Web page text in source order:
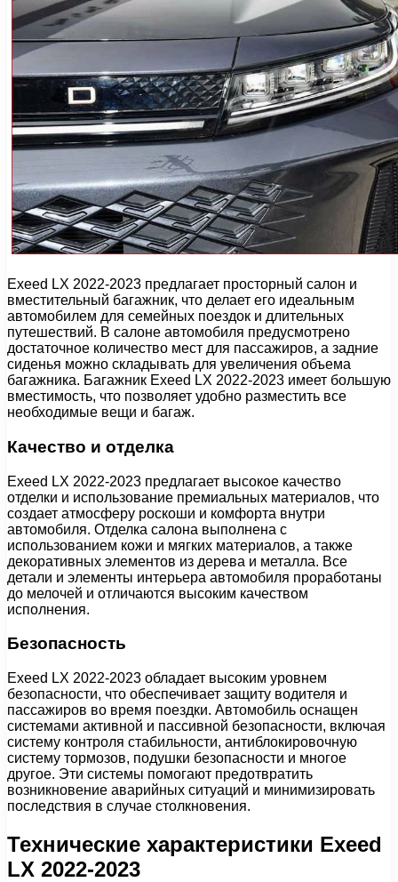
Exeed LX 2022-2023 предлагает просторный салон и
вместительный багажник, что делает его идеальным
автомобилем для семейных поездок и длительных
путешествий. В салоне автомобиля предусмотрено
достаточное количество мест для пассажиров, а задние
сиденья можно складывать для увеличения объема
багажника. Багажник Exeed LX 2022-2023 имеет большую
вместимость, что позволяет удобно разместить все
необходимые вещи и багаж.
Качество и отделка
Exeed LX 2022-2023 предлагает высокое качество
отделки и использование премиальных материалов, что
создает атмосферу роскоши и комфорта внутри
автомобиля. Отделка салона выполнена с
использованием кожи и мягких материалов, а также
декоративных элементов из дерева и металла. Все
детали и элементы интерьера автомобиля проработаны
до мелочей и отличаются высоким качеством
исполнения.
Безопасность
Exeed LX 2022-2023 обладает высоким уровнем
безопасности, что обеспечивает защиту водителя и
пассажиров во время поездки. Автомобиль оснащен
системами активной и пассивной безопасности, включая
систему контроля стабильности, антиблокировочную
систему тормозов, подушки безопасности и многое
другое. Эти системы помогают предотвратить
возникновение аварийных ситуаций и минимизировать
последствия в случае столкновения.
Технические характеристики Exeed
LX 2022-2023